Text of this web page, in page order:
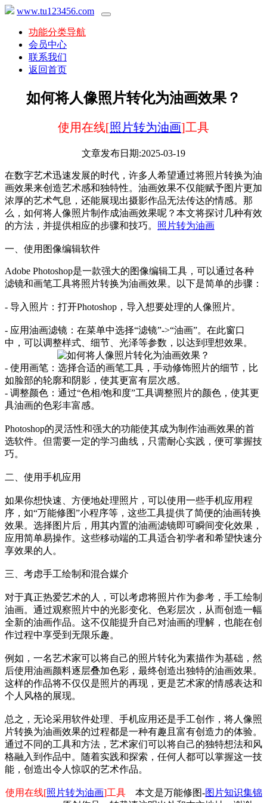
www.tu123456.com
功能分类导航
会员中心
联系我们
返回首页
如何将人像照片转化为油画效果？
使用在线[照片转为油画]工具
文章发布日期:2025-03-19
在数字艺术迅速发展的时代，许多人希望通过将照片转换为油
画效果来创造艺术感和独特性。油画效果不仅能赋予图片更加
浓厚的艺术气息，还能展现出摄影作品无法传达的情感。那
么，如何将人像照片制作成油画效果呢？本文将探讨几种有效
的方法，并提供相应的步骤和技巧。 照片转为油画
一、使用图像编辑软件
Adobe Photoshop是一款强大的图像编辑工具，可以通过各种
滤镜和画笔工具将照片转换为油画效果。以下是简单的步骤：
- 导入照片：打开Photoshop，导入想要处理的人像照片。
- 应用油画滤镜：在菜单中选择“滤镜”->“油画”。在此窗口
中，可以调整样式、细节、光泽等参数，以达到理想效果。
- 使用画笔：选择合适的画笔工具，手动修饰照片的细节，比
如脸部的轮廓和阴影，使其更富有层次感。
- 调整颜色：通过“色相/饱和度”工具调整照片的颜色，使其更
具油画的色彩丰富感。
Photoshop的灵活性和强大的功能使其成为制作油画效果的首
选软件。但需要一定的学习曲线，只需耐心实践，便可掌握技
巧。
二、使用手机应用
如果你想快速、方便地处理照片，可以使用一些手机应用程
序，如“万能修图”小程序等，这些工具提供了简便的油画转换
效果。选择图片后，用其内置的油画滤镜即可瞬间变化效果，
应用简单易操作。这些移动端的工具适合初学者和希望快速分
享效果的人。
三、考虑手工绘制和混合媒介
对于真正热爱艺术的人，可以考虑将照片作为参考，手工绘制
油画。通过观察照片中的光影变化、色彩层次，从而创造一幅
全新的油画作品。这不仅能提升自己对油画的理解，也能在创
作过程中享受到无限乐趣。
例如，一名艺术家可以将自己的照片转化为素描作为基础，然
后使用油画颜料逐层叠加色彩，最终创造出独特的油画效果。
这样的作品将不仅仅是照片的再现，更是艺术家的情感表达和
个人风格的展现。
总之，无论采用软件处理、手机应用还是手工创作，将人像照
片转换为油画效果的过程都是一种有趣且富有创造力的体验。
通过不同的工具和方法，艺术家们可以将自己的独特想法和风
格融入到作品中。随着实践和探索，任何人都可以掌握这一技
能，创造出令人惊叹的艺术作品。
使用在线[照片转为油画]工具 本文是万能修图-图片知识集锦